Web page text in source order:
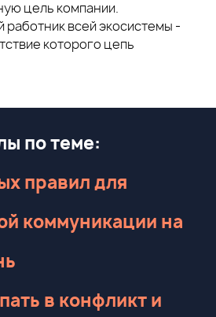
цель компании.
работник всей экосистемы -
которого цепь
по теме:
правил для
коммуникации на
в конфликт и